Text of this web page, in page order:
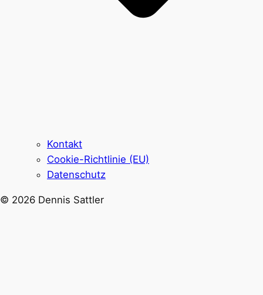
Kontakt
Cookie-Richtlinie (EU)
Datenschutz
© 2026 Dennis Sattler